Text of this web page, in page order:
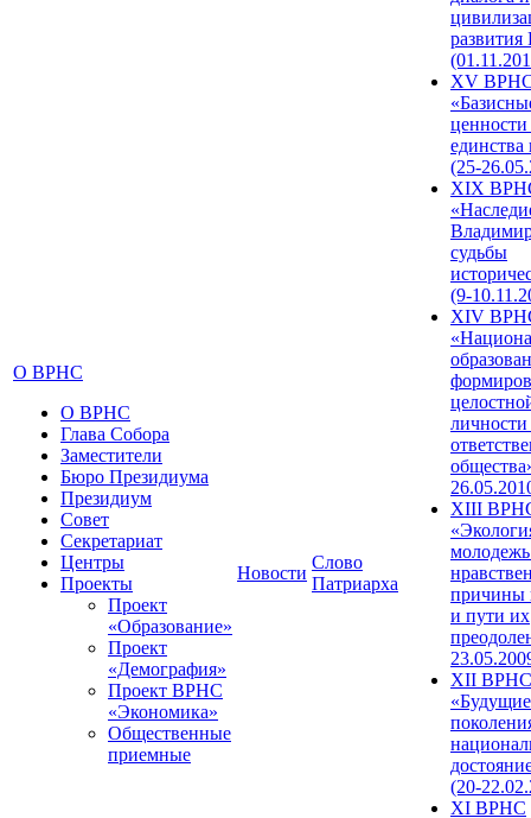
О ВРНС
О ВРНС
Глава Собора
Заместители
Бюро Президиума
Президиум
Совет
Секретариат
Центры
Проекты
Проект
«Образование»
Проект
«Демография»
Проект ВРНС
«Экономика»
Общественные
приемные
Новости
Слово
Патриарха
развития
XV
единства
(25-
XIX
судьбы
(9-
XIV
XIII
причины
и пути их
XII ВРНС
«Будущие
(20-
XI ВРНС